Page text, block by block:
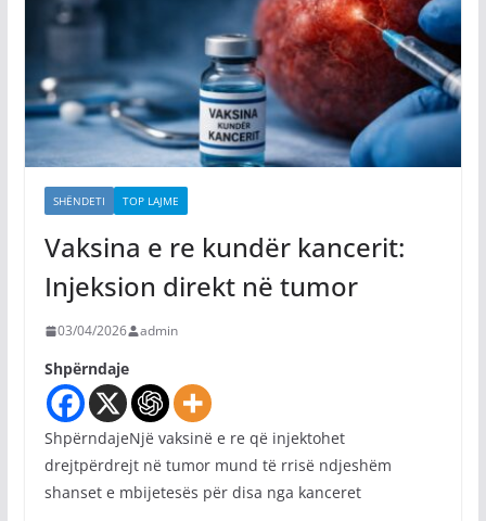
SHËNDETI TOP LAJME
Vaksina e re kundër kancerit:
Injeksion direkt në tumor
03/04/2026 admin
Shpërndaje
ShpërndajeNjë vaksinë e re që injektohet
drejtpërdrejt në tumor mund të rrisë ndjeshëm
shanset e mbijetesës për disa nga kanceret